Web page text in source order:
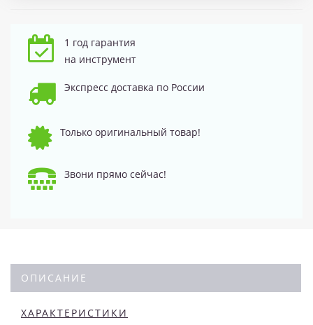
1 год гарантия
на инструмент
Экспресс доставка по России
Только оригинальный товар!
Звони прямо сейчас!
ОПИСАНИЕ
ХАРАКТЕРИСТИКИ